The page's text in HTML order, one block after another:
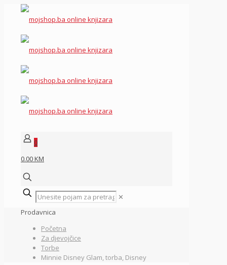
0
0.00 KM
✕
Prodavnica
Početna
Za djevojčice
Torbe
Minnie Disney Glam, torba, Disney